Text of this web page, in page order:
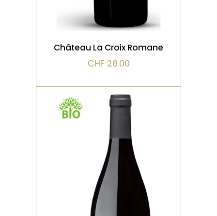
VOIR LE PRODUIT
Château La Croix Romane
CHF 28.00
ROUGE BIO
Vendange manuelle, presse
en bois verticale. Dose de